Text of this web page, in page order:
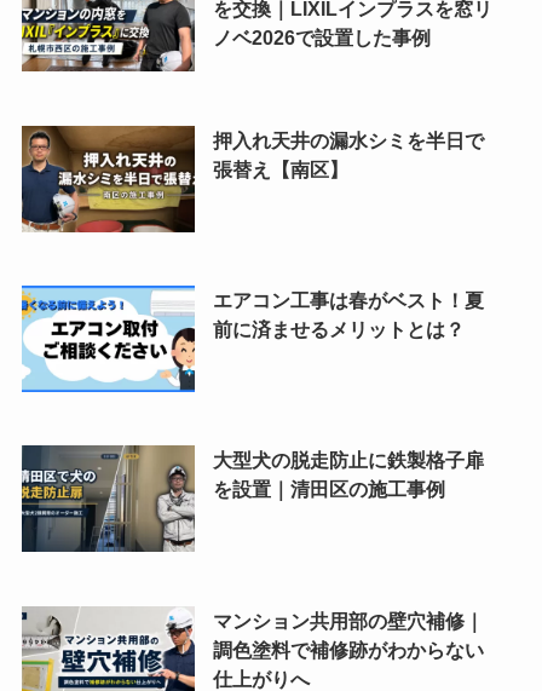
を交換｜LIXILインプラスを窓リ
ノベ2026で設置した事例
押入れ天井の漏水シミを半日で
張替え【南区】
エアコン工事は春がベスト！夏
前に済ませるメリットとは？
大型犬の脱走防止に鉄製格子扉
を設置｜清田区の施工事例
マンション共用部の壁穴補修｜
調色塗料で補修跡がわからない
仕上がりへ